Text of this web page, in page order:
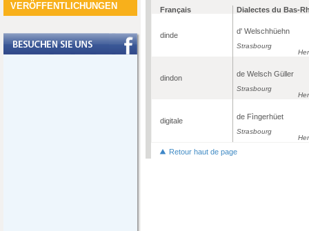
VERÖFFENTLICHUNGEN
Français Dialectes du Bas-
dinde d' Welschhüehn
Strasbourg
dindon de Welsch Güller
Strasbourg
digitale de Fìngerhüet
Strasbourg
Retour haut de page